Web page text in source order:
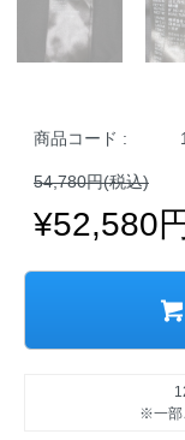
商品コード :
54,780円(税込)
¥52,580
※一部